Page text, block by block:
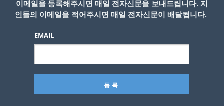
이메일을 등록해주시면 매일 전자신문을 보내드립니다. 지
인들의 이메일을 적어주시면 매일 전자신문이 배달됩니다.
EMAIL